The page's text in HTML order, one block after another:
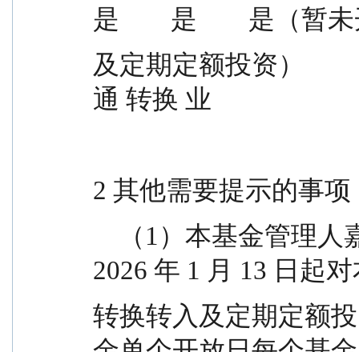
是        是        是（暂
及定期定额投资）
通 转换 业
2 其他需要提示的事项
2026 年 1 月 13 日起
转换转入及定期定额